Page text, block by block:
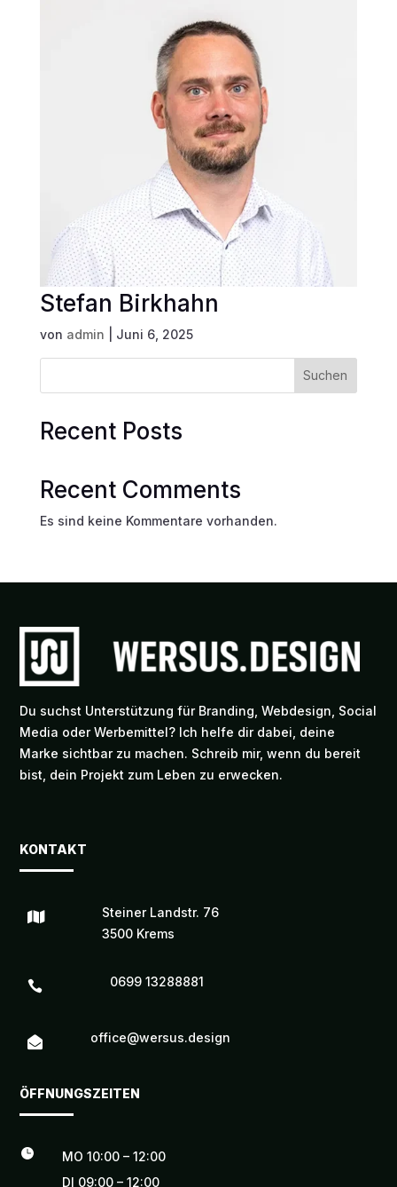
Stefan Birkhahn
von admin Juni 6, 2025
Suchen
Recent Posts
Recent Comments
Es sind keine Kommentare vorhanden.
Du suchst Unterstützung für Branding, Webdesign, Social
Media oder Werbemittel? Ich helfe dir dabei, deine
Marke sichtbar zu machen. Schreib mir, wenn du bereit
bist, dein Projekt zum Leben zu erwecken.
KONTAKT

Steiner Landstr. 76
3500 Krems
 0699 13288881
 office@wersus.design
ÖFFNUNGSZEITEN

MO 10:00 – 12:00
DI 09:00 – 12:00